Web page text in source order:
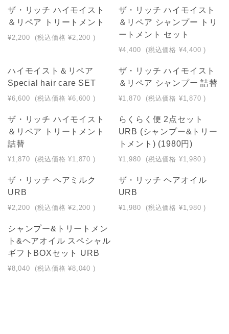
ザ・リッチ ハイモイスト
＆リペア トリートメント
¥2,200 (税込価格 ¥2,200 )
ザ・リッチ ハイモイスト
＆リペア シャンプー トリ
ートメント セット
¥4,400 (税込価格 ¥4,400 )
ハイモイスト＆リペア
Special hair care SET
¥6,600 (税込価格 ¥6,600 )
ザ・リッチ ハイモイスト
＆リペア シャンプー 詰替
¥1,870 (税込価格 ¥1,870 )
ザ・リッチ ハイモイスト
＆リペア トリートメント
詰替
¥1,870 (税込価格 ¥1,870 )
らくらく便 2点セット
URB (シャンプー&トリー
トメント) (1980円)
¥1,980 (税込価格 ¥1,980 )
ザ・リッチ ヘアミルク
URB
¥2,200 (税込価格 ¥2,200 )
ザ・リッチ ヘアオイル
URB
¥1,980 (税込価格 ¥1,980 )
シャンプー&トリートメン
ト&ヘアオイル スペシャル
ギフトBOXセット URB
¥8,040 (税込価格 ¥8,040 )